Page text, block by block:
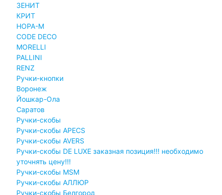
ЗЕНИТ
КРИТ
НОРА-М
CODE DECO
MORELLI
PALLINI
RENZ
Ручки-кнопки
Воронеж
Йошкар-Ола
Саратов
Ручки-скобы
Ручки-скобы APECS
Ручки-скобы AVERS
Ручки-скобы DE LUXE заказная позиция!!! необходимо
уточнять цену!!!
Ручки-скобы MSM
Ручки-скобы АЛЛЮР
Ручки-скобы Белгород